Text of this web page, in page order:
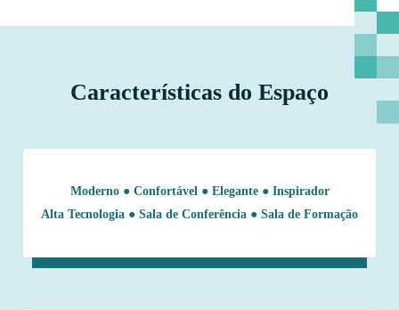
Características do Espaço
Moderno ● Confortável ● Elegante ● Inspirador
Alta Tecnologia ● Sala de Conferência ● Sala de Formação